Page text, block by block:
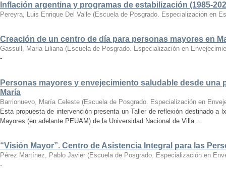
Inflación argentina y programas de estabilización (1985-
Pereyra, Luis Enrique Del Valle (Escuela de Posgrado. Especialización en
Creación de un centro de día para personas mayores en
Gassull, Maria Liliana (Escuela de Posgrado. Especialización en
-
Personas mayores y envejecimiento saludable desde
María
Barrionuevo, María Celeste (Escuela de Posgrado. Especialización en
Esta propuesta de intervención presenta un Taller de reflexión destinado
Mayores (en adelante PEUAM) de la Universidad Nacional de Villa ...
“Visión Mayor”. Centro de Asistencia Integral para las
Pérez Martínez, Pablo Javier (Escuela de Posgrado. Especialización en
-